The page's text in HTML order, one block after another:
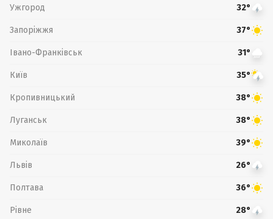
Ужгород 32°
Запоріжжя 37°
Івано-Франківськ 31°
Київ 35°
Кропивницький 38°
Луганськ 38°
Миколаїв 39°
Львів 26°
Полтава 36°
Рівне 28°